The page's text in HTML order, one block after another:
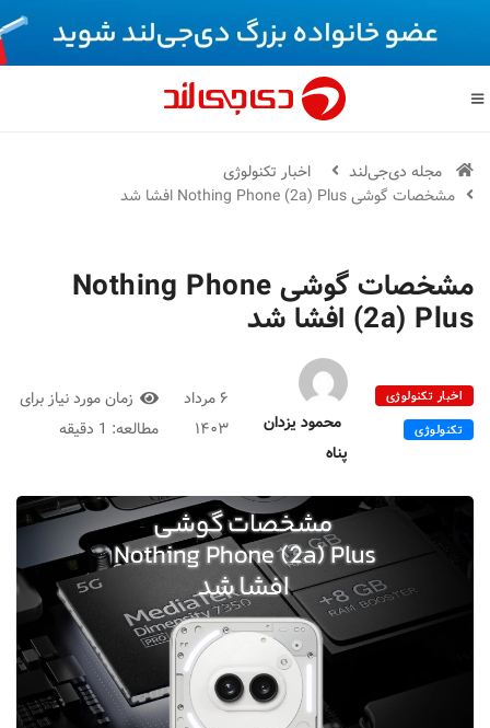
مجله دی‌جی‌لند
اخبار تکنولوژی
مشخصات گوشی Nothing Phone (2a) Plus افشا شد
مشخصات گوشی Nothing Phone
(2a) Plus افشا شد
اخبار تکنولوژی
تکنولوژی
محمود یزدان
پناه
۶ مرداد
۱۴۰۳
زمان مورد نیاز برای
مطالعه: 1 دقیقه